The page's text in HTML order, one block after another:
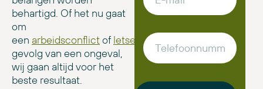
behartigd. Of het nu gaat
om
een arbeidsconflictof letselschade
gevolg van een ongeval,
wij gaan altijd voor het
beste resultaat.